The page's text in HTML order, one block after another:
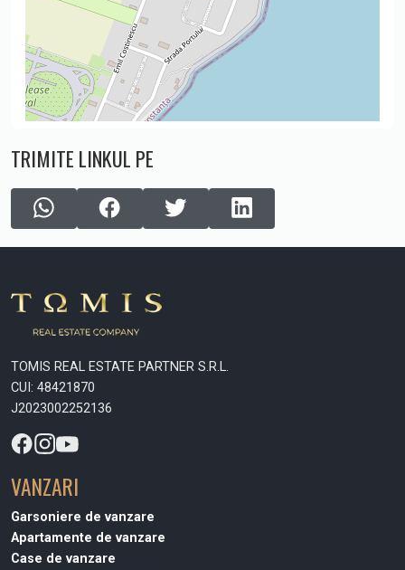
TRIMITE LINKUL PE
TOMIS REAL ESTATE PARTNER S.R.L.
CUI: 48421870
J2023002252136
VANZARI
Garsoniere de vanzare
Apartamente de vanzare
Case de vanzare